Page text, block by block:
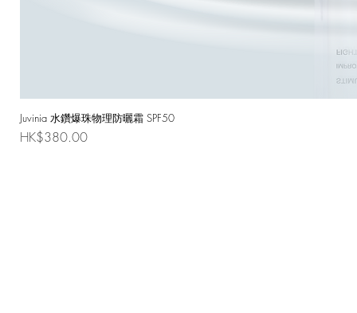
Juvinia 水鑽爆珠物理防曬霜 SPF50
價格
HK$380.00